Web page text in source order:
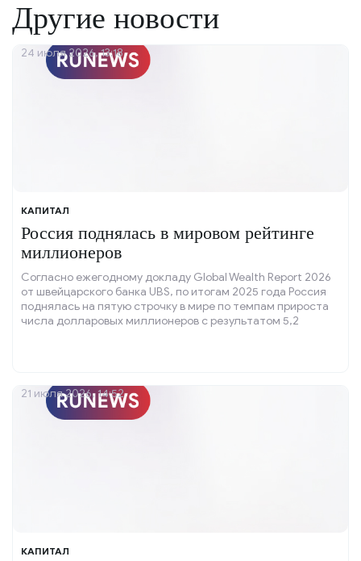
Другие новости
КАПИТАЛ
Россия поднялась в мировом рейтинге
миллионеров
Согласно ежегодному докладу Global Wealth Report 2026
от швейцарского банка UBS, по итогам 2025 года Россия
поднялась на пятую строчку в мире по темпам прироста
числа долларовых миллионеров с результатом 5,2
24 июля 2026, 13:18
КАПИТАЛ
21 июля 2026, 14:52